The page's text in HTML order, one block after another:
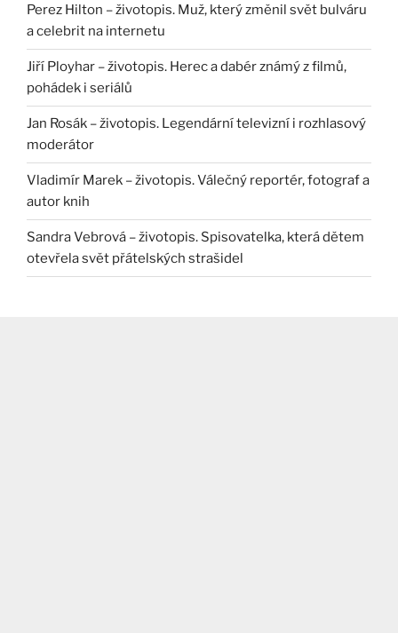
Perez Hilton – životopis. Muž, který změnil svět bulváru
a celebrit na internetu
Jiří Ployhar – životopis. Herec a dabér známý z filmů,
pohádek i seriálů
Jan Rosák – životopis. Legendární televizní i rozhlasový
moderátor
Vladimír Marek – životopis. Válečný reportér, fotograf a
autor knih
Sandra Vebrová – životopis. Spisovatelka, která dětem
otevřela svět přátelských strašidel